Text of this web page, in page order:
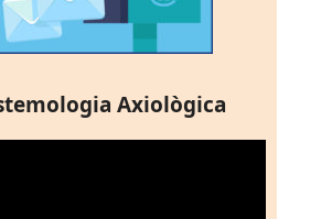
Axiològica